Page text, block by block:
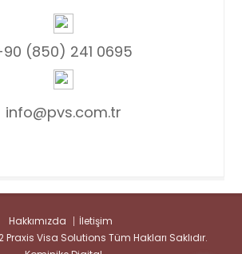
(850) 241 0695
info@pvs.com.tr
Hakkımızda
İletişim
Visa Solutions Tüm Hakları Saklıdır.